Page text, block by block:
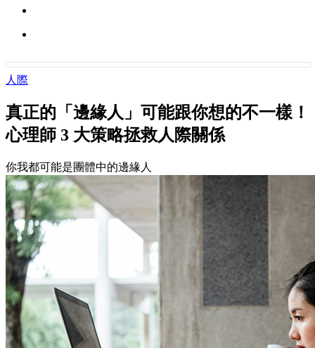
人際
真正的「邊緣人」可能跟你想的不一樣！
心理師 3 大策略拯救人際關係
你我都可能是團體中的邊緣人